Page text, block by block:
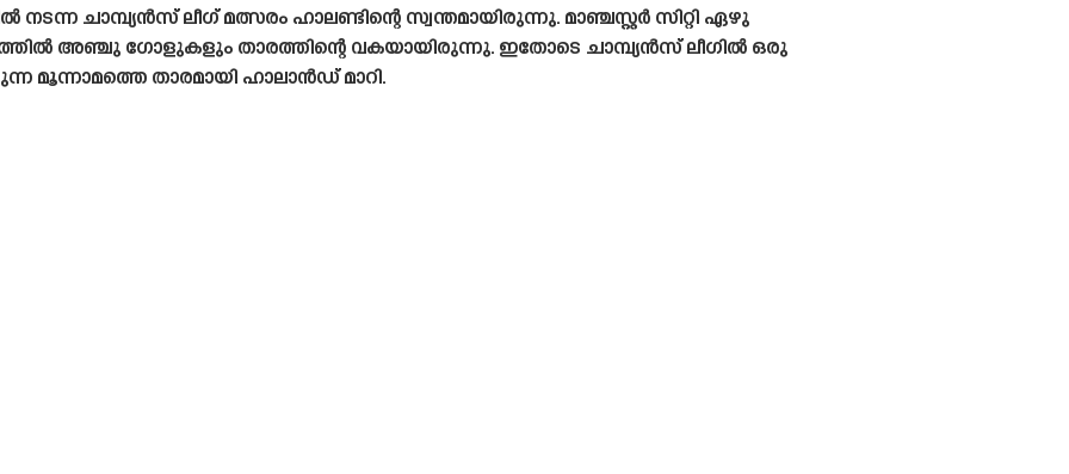
നടന്ന ചാമ്പ്യൻസ് ലീഗ് മത്സരം ഹാലണ്ടിന്റെ സ്വന്തമായിരുന്നു. മാഞ്ചസ്റ്റർ സിറ്റി ഏഴു
അഞ്ചു ഗോളുകളും താരത്തിന്റെ വകയായിരുന്നു. ഇതോടെ ചാമ്പ്യൻസ് ലീഗിൽ ഒരു
താരമായി ഹാലാൻഡ് മാറി.